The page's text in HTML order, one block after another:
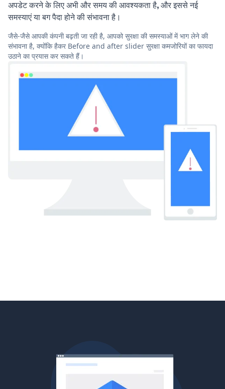
अपडेट करने के लिए अभी और समय की आवश्यकता है, और इससे नई
समस्याएं या बग पैदा होने की संभावना है।
जैसे-जैसे आपकी कंपनी बढ़ती जा रही है, आपको सुरक्षा की समस्याओं में भाग लेने की
संभावना है, क्योंकि हैकर Before and after slider सुरक्षा कमजोरियों का फायदा
उठाने का प्रयास कर सकते हैं।